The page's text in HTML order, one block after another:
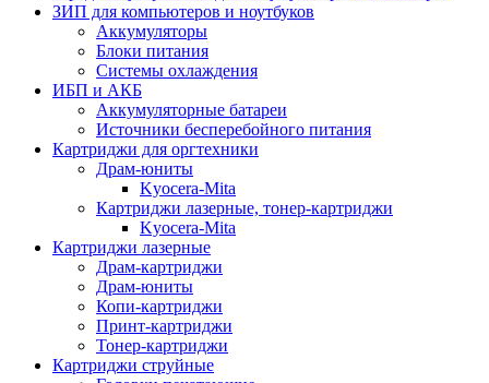
ЗИП для компьютеров и ноутбуков
Аккумуляторы
Блоки питания
Системы охлаждения
ИБП и АКБ
Аккумуляторные батареи
Источники бесперебойного питания
Картриджи для оргтехники
Драм-юниты
Kyocera-Mita
Картриджи лазерные, тонер-картриджи
Kyocera-Mita
Картриджи лазерные
Драм-картриджи
Драм-юниты
Копи-картриджи
Принт-картриджи
Тонер-картриджи
Картриджи струйные